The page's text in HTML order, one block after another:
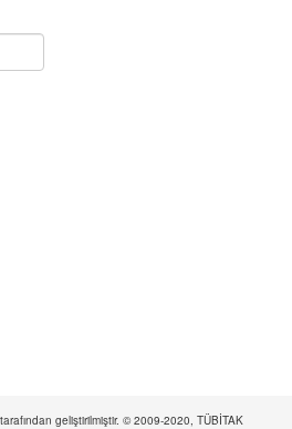
geliştirilmiştir. © 2009-2020, TÜBİTAK